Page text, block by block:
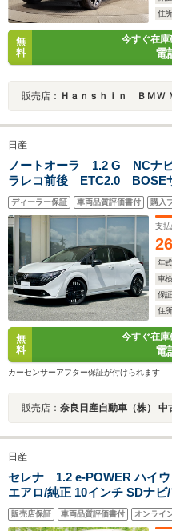
住所
無
料
今すぐ在
電
販売店： Ｈａｎｓｈｉｎ ＢＭＷ
日産
ノートオーラ 1.2 G NC
ラレコ前後 ETC2.0 BOSE
LEDヘッド フォグライト
減 踏み間違い防止 障害物
トモニタ パワーシート
ディーラー保証 車両品質評価書付 購入
支
年式
車検
保証
住所
無
料
今すぐ在
電
カーセンサーアフター保証が付けられます
販売店： 奈良日産自動車（株） 中
日産
セレナ 1.2 e-POWER ハイ
エアロ/純正 10インチ SDナ
ンテリジェントルームミラー/
イドドア/車線逸脱防止支援シ
販売店保証 車両品質評価書付 オンライ